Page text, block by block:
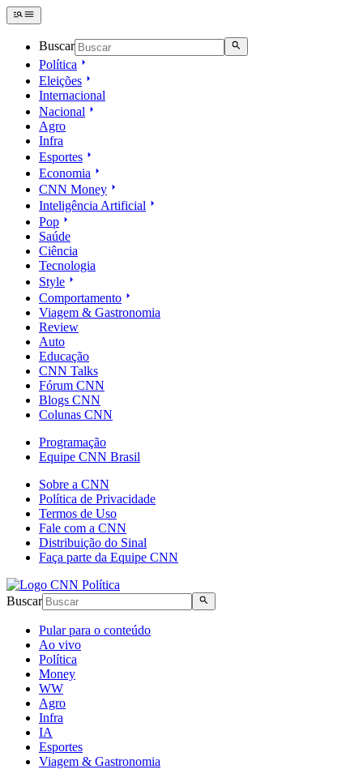
Buscar
Política
Eleições
Internacional
Nacional
Agro
Infra
Esportes
Economia
CNN Money
Inteligência Artificial
Pop
Saúde
Ciência
Tecnologia
Style
Comportamento
Viagem & Gastronomia
Review
Auto
Educação
CNN Talks
Fórum CNN
Blogs CNN
Colunas CNN
Programação
Equipe CNN Brasil
Sobre a CNN
Política de Privacidade
Termos de Uso
Fale com a CNN
Distribuição do Sinal
Faça parte da Equipe CNN
Buscar
Pular para o conteúdo
Ao vivo
Política
Money
WW
Agro
Infra
IA
Esportes
Viagem & Gastronomia